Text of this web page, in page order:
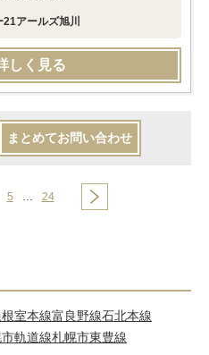
アールズ旭川
しく見る
まとめてお問い合わせ
5 … 24
根室本線富良野線石北本線
軌道線札幌市東豊線